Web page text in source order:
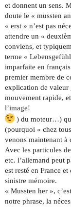
et donnent un sens.
doute le « mussten
« erst » n’est pas
attendre un «
conviens, et
terme «
imparfaite en
premier membre de
explication de valeur
mouvement rapide,
l’image!
) du moteur…)
(pourquoi « chez
venons maintenant
Avec les particules
etc. l’allemand peut
est resté en France
sinistre mémoire.
« Mussten her »,
notre phrase, la